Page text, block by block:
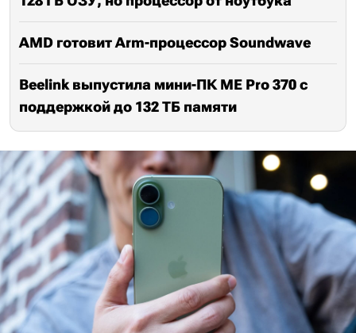
AMD готовит Arm-процессор Soundwave
Beelink выпустила мини-ПК ME Pro 370 с
поддержкой до 132 ТБ памяти